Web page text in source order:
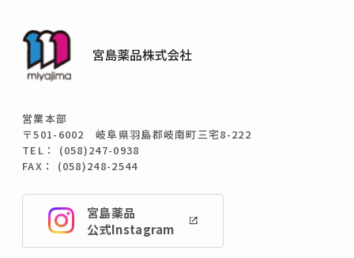
お問い合わせ
営業本部
〒501-6002 岐阜県羽島郡岐南町三宅8-222
TEL： (058)247-0938
FAX： (058)248-2544
宮島薬品
公式Instagram